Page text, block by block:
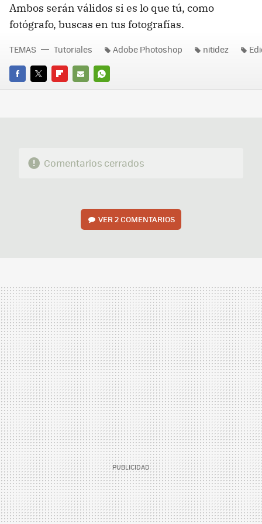
Ambos serán válidos si es lo que tú, como
fotógrafo, buscas en tus fotografías.
FACEBOOK
TWITTERFLIPBOARD
E-
WHATSAPP
TEMAS Tutoriales Adobe Photoshop nitidez
Comentarios cerrados
VER2 COMENTARIOS